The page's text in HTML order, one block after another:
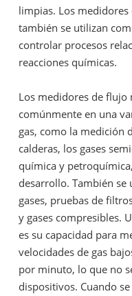
limpias. Los
también se utilizan
controlar procesos
reacciones químicas.
Los medidores de flujo
comúnmente en una
gas, como la medición
calderas, los gases
química y
desarrollo. También
gases, pruebas de
y gases compresibles.
es su capacidad para
velocidades de gas
por minuto, lo que no
dispositivos. Cuando